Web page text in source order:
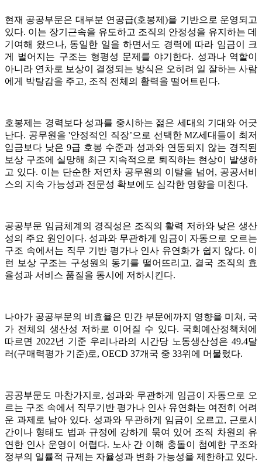
현재 공공부문은 대부분 연공급(호봉제)을 기반으로 운영되고
있다. 이는 장기근속을 유도하고 조직의 안정성을 유지하는 데
기여해 왔으나, 동일한 일을 하면서도 경력에 따라 임금이 크
게 벌어지는 구조는 형평성 문제를 야기한다. 성과나 역할이
아니라 연차로 보상이 결정되는 방식은 오히려 일 잘하는 사람
에게 박탈감을 주고, 조직 전체의 활력을 떨어트린다.
호봉제는 경력보다 성과를 중시하는 젊은 세대의 기대와 어긋
난다. 공무원을 '안정적인 직장’으로 선택한 MZ세대들이 최저
임금보다 낮은 9급 호봉 수준과 성과와 연동되지 않는 경직된
보상 구조에 실망해 최근 지속적으로 퇴직하는 현상이 발생하
고 있다. 이는 단순한 저연차 공무원의 이탈을 넘어, 공공서비
스의 지속 가능성과 전문성 확보에도 심각한 영향을 미친다.
공공부문 임금체계의 경직성은 조직의 활력 저하와 낮은 생산
성의 주요 원인이다. 성과와 무관하게 임금이 자동으로 오르는
구조 속에서는 직무 기반 평가나 인사 유연화가 쉽지 않다. 이
런 보상 구조는 구성원의 동기를 떨어뜨리고, 결국 조직의 효
율성과 서비스 품질을 동시에 저하시킨다.
나아가 공공부문의 비효율은 민간 부문에까지 영향을 미쳐, 국
가 전체의 생산성 저하로 이어질 수 있다. 국회예산정책처에
따르면 2022년 기준 우리나라의 시간당 노동생산성은 49.4달
러(구매력평가 기준)로, OECD 37개국 중 33위에 머물렀다.
공공부문도 마찬가지로, 성과와 무관하게 임금이 자동으로 오
르는 구조 속에서 직무기반 평가나 인사 유연화는 여전히 어려
운 과제로 남아 있다. 성과와 무관하게 임금이 오르고, 근로시
간이나 형태도 법과 규정에 강하게 묶여 있어 조직 차원의 유
연한 인사 운영이 어렵다. 노사 간 이해 충돌이 첨예한 구조와
정부의 일률적 규제는 자율성과 변화 가능성을 제한하고 있다.